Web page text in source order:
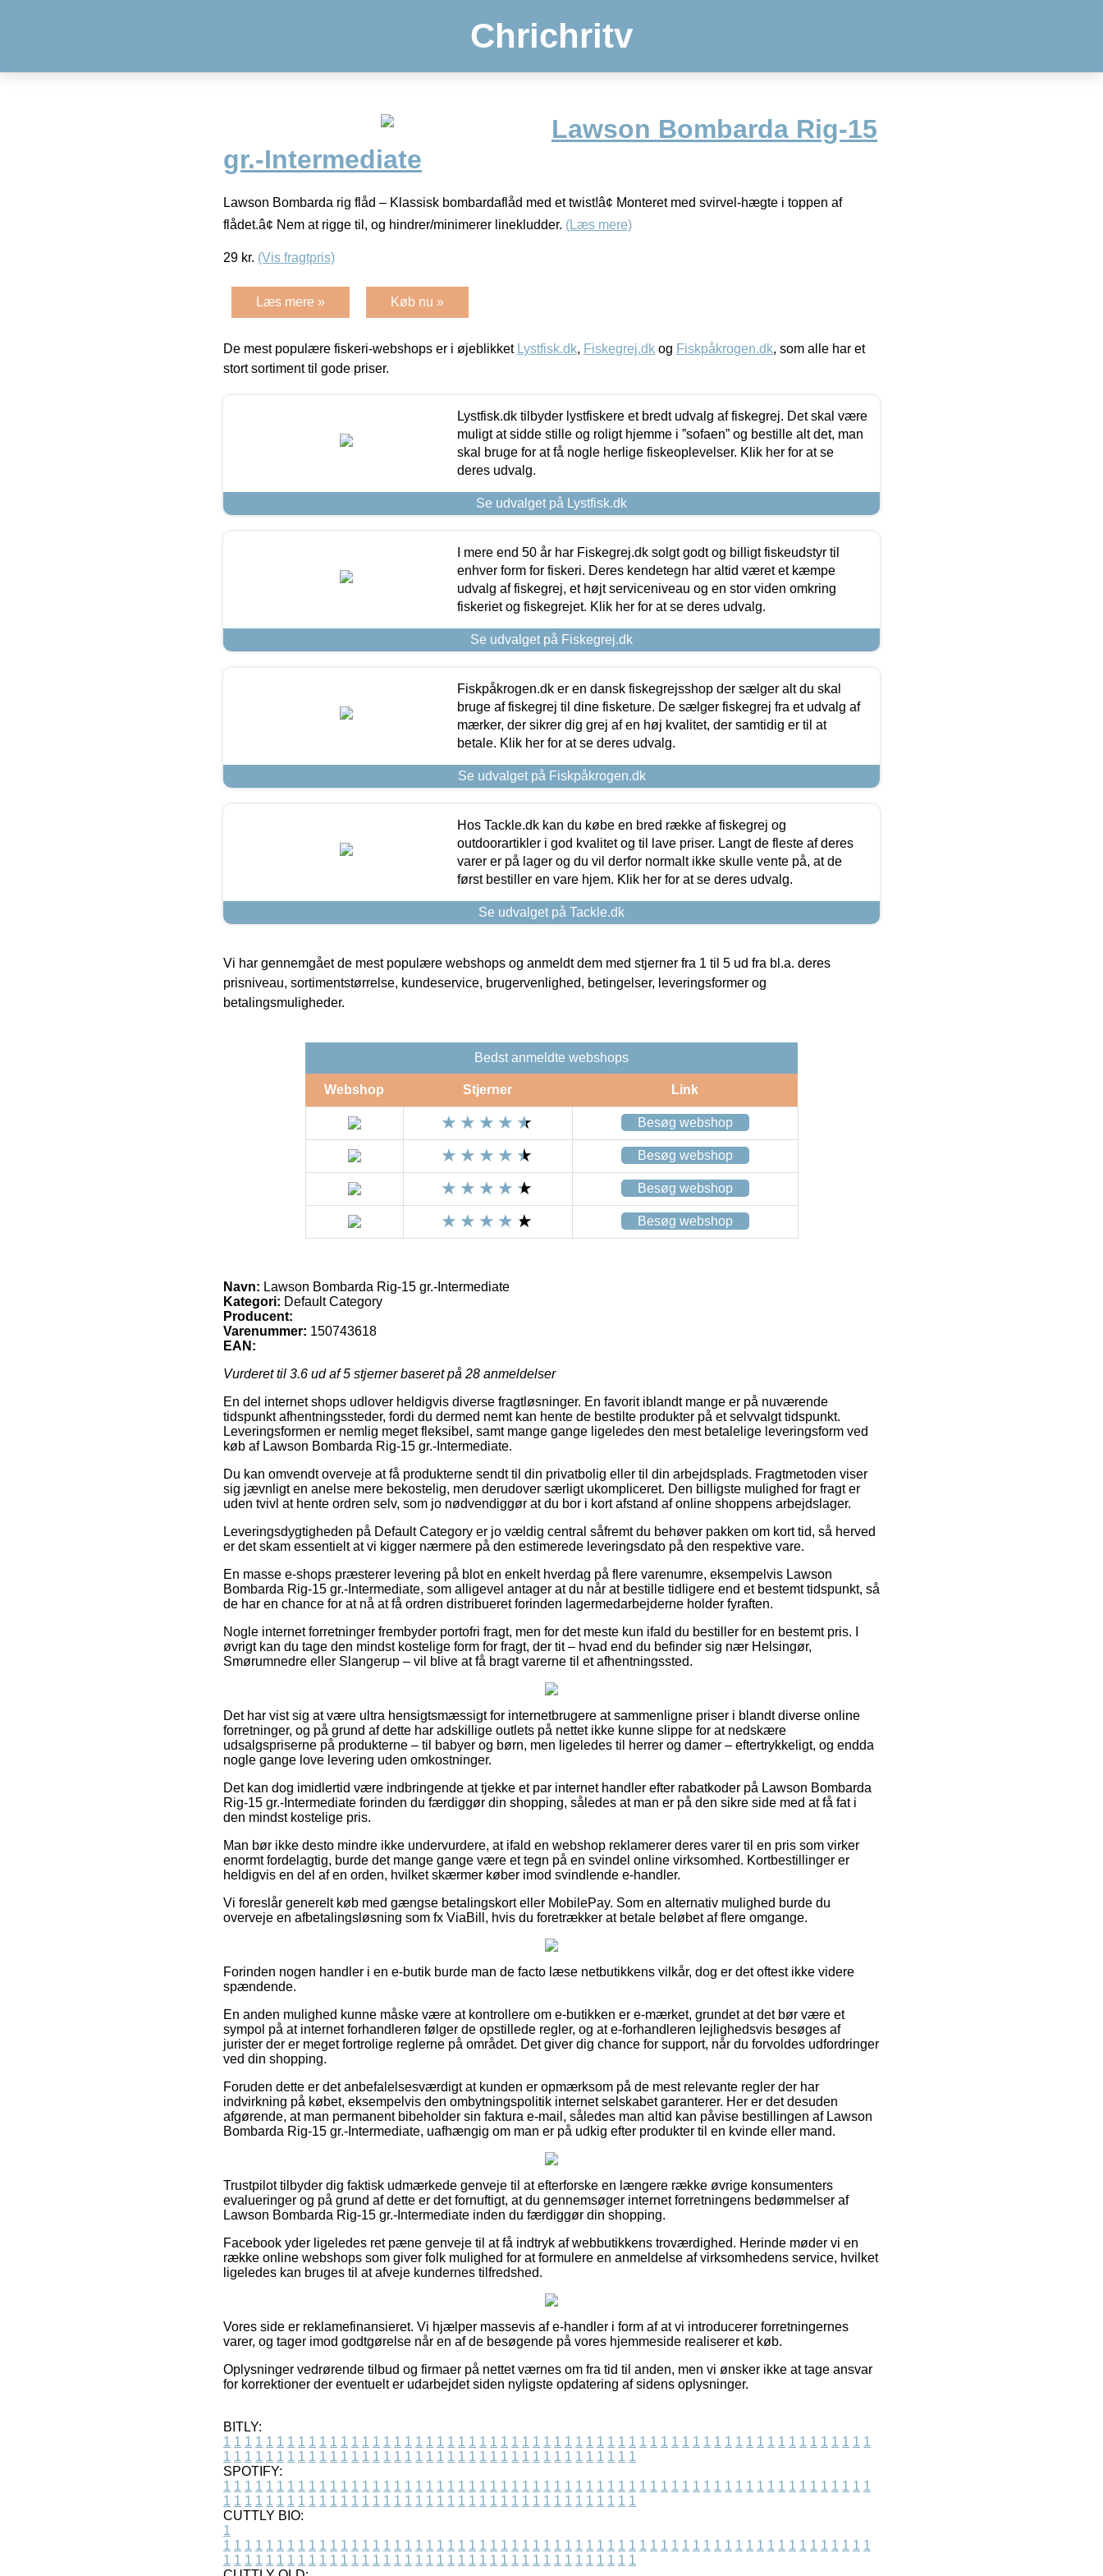
Chrichritv
Lawson Bombarda Rig-15
gr.-Intermediate
Lawson Bombarda rig flåd – Klassisk bombardaflåd med et twist!â¢ Monteret med svirvel-hægte i toppen af
flådet.â¢ Nem at rigge til, og hindrer/minimerer linekludder. (Læs mere)
29 kr. (Vis fragtpris)
Læs mere » Køb nu »
De mest populære fiskeri-webshops er i øjeblikket Lystfisk.dk, Fiskegrej.dk og Fiskpåkrogen.dk, som alle har et
stort sortiment til gode priser.
Lystfisk.dk tilbyder lystfiskere et bredt udvalg af fiskegrej. Det skal være
muligt at sidde stille og roligt hjemme i ”sofaen” og bestille alt det, man
skal bruge for at få nogle herlige fiskeoplevelser. Klik her for at se
deres udvalg.
Se udvalget på Lystfisk.dk
I mere end 50 år har Fiskegrej.dk solgt godt og billigt fiskeudstyr til
enhver form for fiskeri. Deres kendetegn har altid været et kæmpe
udvalg af fiskegrej, et højt serviceniveau og en stor viden omkring
fiskeriet og fiskegrejet. Klik her for at se deres udvalg.
Se udvalget på Fiskegrej.dk
Fiskpåkrogen.dk er en dansk fiskegrejsshop der sælger alt du skal
bruge af fiskegrej til dine fisketure. De sælger fiskegrej fra et udvalg af
mærker, der sikrer dig grej af en høj kvalitet, der samtidig er til at
betale. Klik her for at se deres udvalg.
Se udvalget på Fiskpåkrogen.dk
Hos Tackle.dk kan du købe en bred række af fiskegrej og
outdoorartikler i god kvalitet og til lave priser. Langt de fleste af deres
varer er på lager og du vil derfor normalt ikke skulle vente på, at de
først bestiller en vare hjem. Klik her for at se deres udvalg.
Se udvalget på Tackle.dk
Vi har gennemgået de mest populære webshops og anmeldt dem med stjerner fra 1 til 5 ud fra bl.a. deres
prisniveau, sortimentstørrelse, kundeservice, brugervenlighed, betingelser, leveringsformer og
betalingsmuligheder.
Bedst anmeldte webshops
Webshop Stjerner Link
Besøg webshop
Besøg webshop
Besøg webshop
Besøg webshop
Navn: Lawson Bombarda Rig-15 gr.-Intermediate
Kategori: Default Category
Producent:
Varenummer: 150743618
EAN:
Vurderet til 3.6 ud af 5 stjerner baseret på 28 anmeldelser
En del internet shops udlover heldigvis diverse fragtløsninger. En favorit iblandt mange er på nuværende
tidspunkt afhentningssteder, fordi du dermed nemt kan hente de bestilte produkter på et selvvalgt tidspunkt.
Leveringsformen er nemlig meget fleksibel, samt mange gange ligeledes den mest betalelige leveringsform ved
køb af Lawson Bombarda Rig-15 gr.-Intermediate.
Du kan omvendt overveje at få produkterne sendt til din privatbolig eller til din arbejdsplads. Fragtmetoden viser
sig jævnligt en anelse mere bekostelig, men derudover særligt ukompliceret. Den billigste mulighed for fragt er
uden tvivl at hente ordren selv, som jo nødvendiggør at du bor i kort afstand af online shoppens arbejdslager.
Leveringsdygtigheden på Default Category er jo vældig central såfremt du behøver pakken om kort tid, så herved
er det skam essentielt at vi kigger nærmere på den estimerede leveringsdato på den respektive vare.
En masse e-shops præsterer levering på blot en enkelt hverdag på flere varenumre, eksempelvis Lawson
Bombarda Rig-15 gr.-Intermediate, som alligevel antager at du når at bestille tidligere end et bestemt tidspunkt, så
de har en chance for at nå at få ordren distribueret forinden lagermedarbejderne holder fyraften.
Nogle internet forretninger frembyder portofri fragt, men for det meste kun ifald du bestiller for en bestemt pris. I
øvrigt kan du tage den mindst kostelige form for fragt, der tit – hvad end du befinder sig nær Helsingør,
Smørumnedre eller Slangerup – vil blive at få bragt varerne til et afhentningssted.
Det har vist sig at være ultra hensigtsmæssigt for internetbrugere at sammenligne priser i blandt diverse online
forretninger, og på grund af dette har adskillige outlets på nettet ikke kunne slippe for at nedskære
udsalgspriserne på produkterne – til babyer og børn, men ligeledes til herrer og damer – eftertrykkeligt, og endda
nogle gange love levering uden omkostninger.
Det kan dog imidlertid være indbringende at tjekke et par internet handler efter rabatkoder på Lawson Bombarda
Rig-15 gr.-Intermediate forinden du færdiggør din shopping, således at man er på den sikre side med at få fat i
den mindst kostelige pris.
Man bør ikke desto mindre ikke undervurdere, at ifald en webshop reklamerer deres varer til en pris som virker
enormt fordelagtig, burde det mange gange være et tegn på en svindel online virksomhed. Kortbestillinger er
heldigvis en del af en orden, hvilket skærmer køber imod svindlende e-handler.
Vi foreslår generelt køb med gængse betalingskort eller MobilePay. Som en alternativ mulighed burde du
overveje en afbetalingsløsning som fx ViaBill, hvis du foretrækker at betale beløbet af flere omgange.
Forinden nogen handler i en e-butik burde man de facto læse netbutikkens vilkår, dog er det oftest ikke videre
spændende.
En anden mulighed kunne måske være at kontrollere om e-butikken er e-mærket, grundet at det bør være et
sympol på at internet forhandleren følger de opstillede regler, og at e-forhandleren lejlighedsvis besøges af
jurister der er meget fortrolige reglerne på området. Det giver dig chance for support, når du forvoldes udfordringer
ved din shopping.
Foruden dette er det anbefalelsesværdigt at kunden er opmærksom på de mest relevante regler der har
indvirkning på købet, eksempelvis den ombytningspolitik internet selskabet garanterer. Her er det desuden
afgørende, at man permanent bibeholder sin faktura e-mail, således man altid kan påvise bestillingen af Lawson
Bombarda Rig-15 gr.-Intermediate, uafhængig om man er på udkig efter produkter til en kvinde eller mand.
Trustpilot tilbyder dig faktisk udmærkede genveje til at efterforske en længere række øvrige konsumenters
evalueringer og på grund af dette er det fornuftigt, at du gennemsøger internet forretningens bedømmelser af
Lawson Bombarda Rig-15 gr.-Intermediate inden du færdiggør din shopping.
Facebook yder ligeledes ret pæne genveje til at få indtryk af webbutikkens troværdighed. Herinde møder vi en
række online webshops som giver folk mulighed for at formulere en anmeldelse af virksomhedens service, hvilket
ligeledes kan bruges til at afveje kundernes tilfredshed.
Vores side er reklamefinansieret. Vi hjælper massevis af e-handler i form af at vi introducerer forretningernes
varer, og tager imod godtgørelse når en af de besøgende på vores hjemmeside realiserer et køb.
Oplysninger vedrørende tilbud og firmaer på nettet værnes om fra tid til anden, men vi ønsker ikke at tage ansvar
for korrektioner der eventuelt er udarbejdet siden nyligste opdatering af sidens oplysninger.
BITLY:
1 1 1 1 1 1 1 1 1 1 1 1 1 1 1 1 1 1 1 1 1 1 1 1 1 1 1 1 1 1 1 1 1 1 1 1 1 1 1 1 1 1 1 1 1 1 1 1 1 1 1 1 1 1 1 1 1 1 1 1 1
1 1 1 1 1 1 1 1 1 1 1 1 1 1 1 1 1 1 1 1 1 1 1 1 1 1 1 1 1 1 1 1 1 1 1 1 1 1 1
SPOTIFY:
1 1 1 1 1 1 1 1 1 1 1 1 1 1 1 1 1 1 1 1 1 1 1 1 1 1 1 1 1 1 1 1 1 1 1 1 1 1 1 1 1 1 1 1 1 1 1 1 1 1 1 1 1 1 1 1 1 1 1 1 1
1 1 1 1 1 1 1 1 1 1 1 1 1 1 1 1 1 1 1 1 1 1 1 1 1 1 1 1 1 1 1 1 1 1 1 1 1 1 1
CUTTLY BIO:
1
1 1 1 1 1 1 1 1 1 1 1 1 1 1 1 1 1 1 1 1 1 1 1 1 1 1 1 1 1 1 1 1 1 1 1 1 1 1 1 1 1 1 1 1 1 1 1 1 1 1 1 1 1 1 1 1 1 1 1 1 1
1 1 1 1 1 1 1 1 1 1 1 1 1 1 1 1 1 1 1 1 1 1 1 1 1 1 1 1 1 1 1 1 1 1 1 1 1 1 1